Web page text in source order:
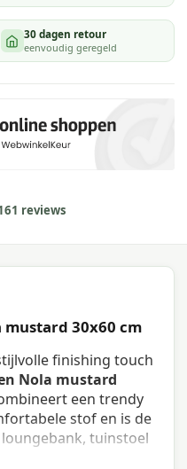
30 dagen retour
eenvoudig geregeld
reviews
mustard 30x60 cm
finishing touch
Nola mustard
een trendy
stof en is de
tuinstoel